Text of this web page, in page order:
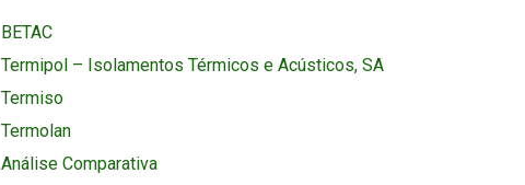
BETAC
Termipol – Isolamentos Térmicos e Acústicos, SA
Termiso
Termolan
Análise Comparativa